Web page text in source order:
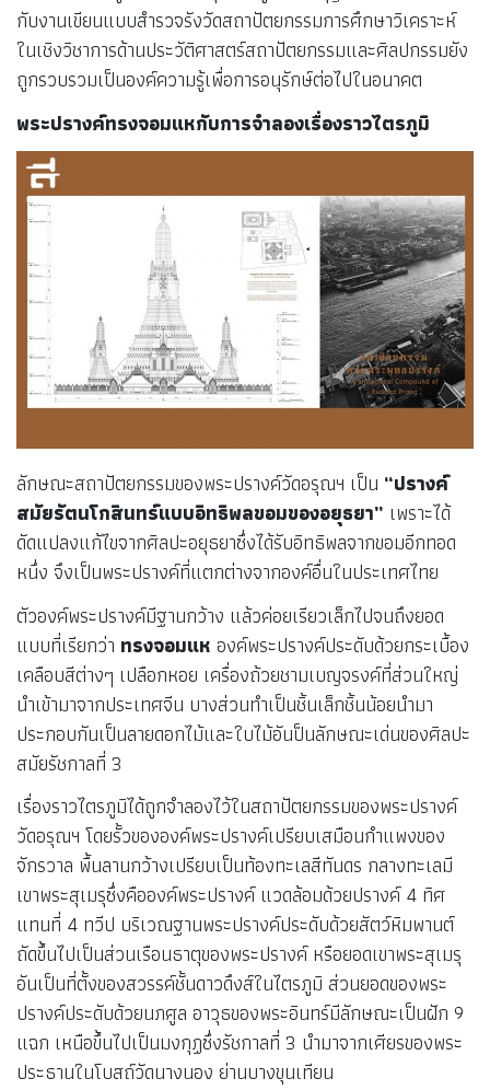
กับงานเขียนแบบสำรวจรังวัดสถาปัตยกรรมการศึกษาวิเคราะห์
ในเชิงวิชาการด้านประวัติศาสตร์สถาปัตยกรรมและศิลปกรรมยัง
ถูกรวบรวมเป็นองค์ความรู้เพื่อการอนุรักษ์ต่อไปในอนาคต
พระปรางค์ทรงจอมแหกับการจำลองเรื่องราวไตรภูมิ
ลักษณะสถาปัตยกรรมของพระปรางค์วัดอรุณฯ เป็น “ปรางค์
สมัยรัตนโกสินทร์แบบอิทธิพลขอมของอยุธยา” เพราะได้
ดัดแปลงแก้ไขจากศิลปะอยุธยาซึ่งได้รับอิทธิพลจากขอมอีกทอด
หนึ่ง จึงเป็นพระปรางค์ที่แตกต่างจากองค์อื่นในประเทศไทย
ตัวองค์พระปรางค์มีฐานกว้าง แล้วค่อยเรียวเล็กไปจนถึงยอด
แบบที่เรียกว่า ทรงจอมแห องค์พระปรางค์ประดับด้วยกระเบื้อง
เคลือบสีต่างๆ เปลือกหอย เครื่องถ้วยชามเบญจรงค์ที่ส่วนใหญ่
นำเข้ามาจากประเทศจีน บางส่วนทำเป็นชิ้นเล็กชิ้นน้อยนำมา
ประกอบกันเป็นลายดอกไม้และใบไม้อันป็นลักษณะเด่นของศิลปะ
สมัยรัชกาลที่ 3
เรื่องราวไตรภูมิได้ถูกจำลองไว้ในสถาปัตยกรรมของพระปรางค์
วัดอรุณฯ โดยรั้วขององค์พระปรางค์เปรียบเสมือนกำแพงของ
จักรวาล พื้นลานกว้างเปรียบเป็นท้องทะเลสีทันดร กลางทะเลมี
เขาพระสุเมรุซึ่งคือองค์พระปรางค์ แวดล้อมด้วยปรางค์ 4 ทิศ
แทนที่ 4 ทวีป บริเวณฐานพระปรางค์ประดับด้วยสัตว์หิมพานต์
ถัดขึ้นไปเป็นส่วนเรือนธาตุของพระปรางค์ หรือยอดเขาพระสุเมรุ
อันเป็นที่ตั้งของสวรรค์ชั้นดาวดึงส์ในไตรภูมิ ส่วนยอดของพระ
ปรางค์ประดับด้วยนภศูล อาวุธของพระอินทร์มีลักษณะเป็นฝัก 9
แฉก เหนือขึ้นไปเป็นมงกุฏซึ่งรัชกาลที่ 3 นำมาจากเศียรของพระ
ประธานในโบสถ์วัดนางนอง ย่านบางขุนเทียน